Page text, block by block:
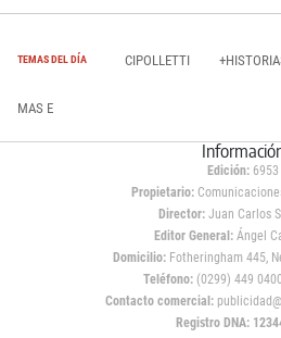
TEMAS DEL DÍA CIPOLLETTI
MAS E
Edición: 6953
Propietario:
Director: Juan Carlos
Editor General:Ángel
Domicilio:Fotheringham 445,
Teléfono: (0299) 449
Contacto comercial:
Registro DNA: